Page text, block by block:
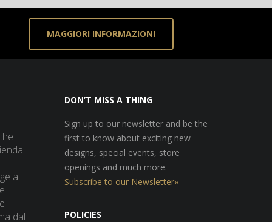
MAGGIORI INFORMAZIONI
a
dal
DON’T MISS A THING
Sign up to our newsletter and be the
first to know about exciting new
designs, special events, store
openings and much more.
Subscribe to our Newsletter»
POLICIES